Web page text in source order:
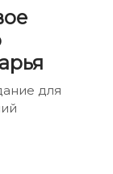
для